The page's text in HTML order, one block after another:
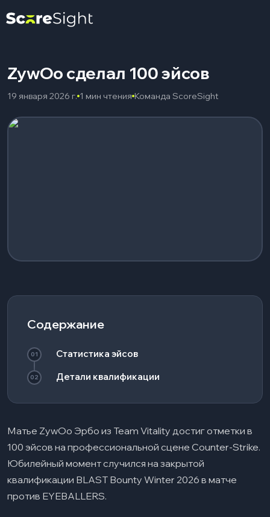
ZywOo сделал 100 эйсов
19 января 2026 г. 1 мин чтения Команда ScoreSight
Содержание
01 Статистика эйсов
02 Детали квалификации
Матье ZywOo Эрбо из Team Vitality достиг отметки в
100 эйсов на профессиональной сцене Counter-Strike.
Юбилейный момент случился на закрытой
квалификации BLAST Bounty Winter 2026 в матче
против EYEBALLERS.​